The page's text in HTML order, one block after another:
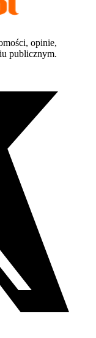
opinie,
publicznym.